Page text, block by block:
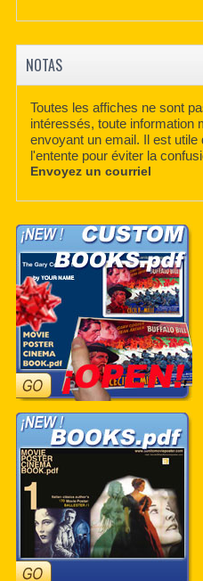
NOTAS
Toutes les affiches ne sont
intéressés, toute information
envoyant un email. Il est utile
l'entente pour éviter la
Envoyez un courriel